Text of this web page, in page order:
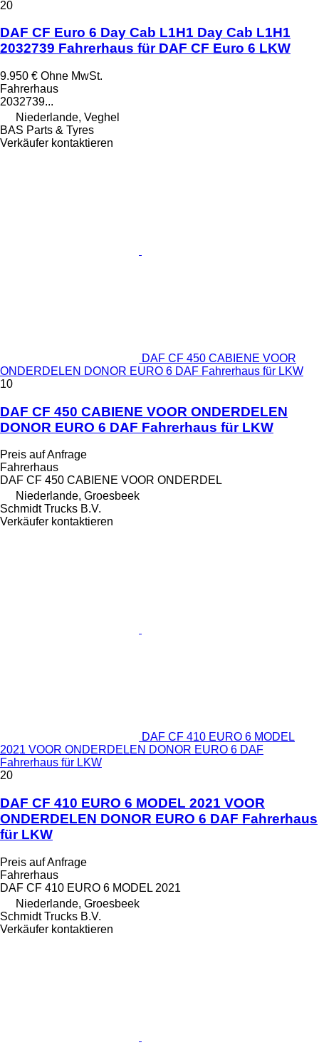
20
DAF CF Euro 6 Day Cab L1H1 Day Cab L1H1
2032739 Fahrerhaus für DAF CF Euro 6 LKW
9.950 € Ohne MwSt.
Fahrerhaus
2032739...
Niederlande, Veghel
BAS Parts & Tyres
Verkäufer kontaktieren
DAF CF 450 CABIENE VOOR
ONDERDELEN DONOR EURO 6 DAF Fahrerhaus für LKW
10
DAF CF 450 CABIENE VOOR ONDERDELEN
DONOR EURO 6 DAF Fahrerhaus für LKW
Preis auf Anfrage
Fahrerhaus
DAF CF 450 CABIENE VOOR ONDERDEL
Niederlande, Groesbeek
Schmidt Trucks B.V.
Verkäufer kontaktieren
DAF CF 410 EURO 6 MODEL
2021 VOOR ONDERDELEN DONOR EURO 6 DAF
Fahrerhaus für LKW
20
DAF CF 410 EURO 6 MODEL 2021 VOOR
ONDERDELEN DONOR EURO 6 DAF Fahrerhaus
für LKW
Preis auf Anfrage
Fahrerhaus
DAF CF 410 EURO 6 MODEL 2021
Niederlande, Groesbeek
Schmidt Trucks B.V.
Verkäufer kontaktieren